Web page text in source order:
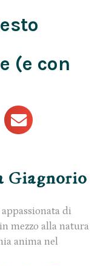
(e con
Giagnorio
di
mezzo alla natura
anima nel